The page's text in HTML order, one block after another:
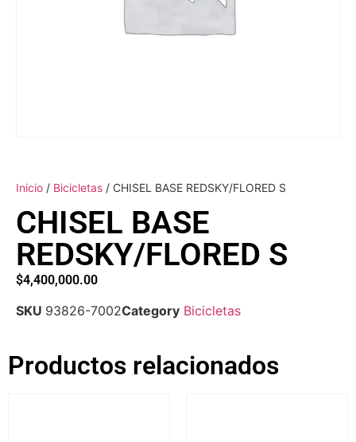
Inicio / Bicicletas / CHISEL BASE REDSKY/FLORED S
CHISEL BASE
REDSKY/FLORED S
$4,400,000.00
SKU 93826-7002Category Bicicletas
Productos relacionados